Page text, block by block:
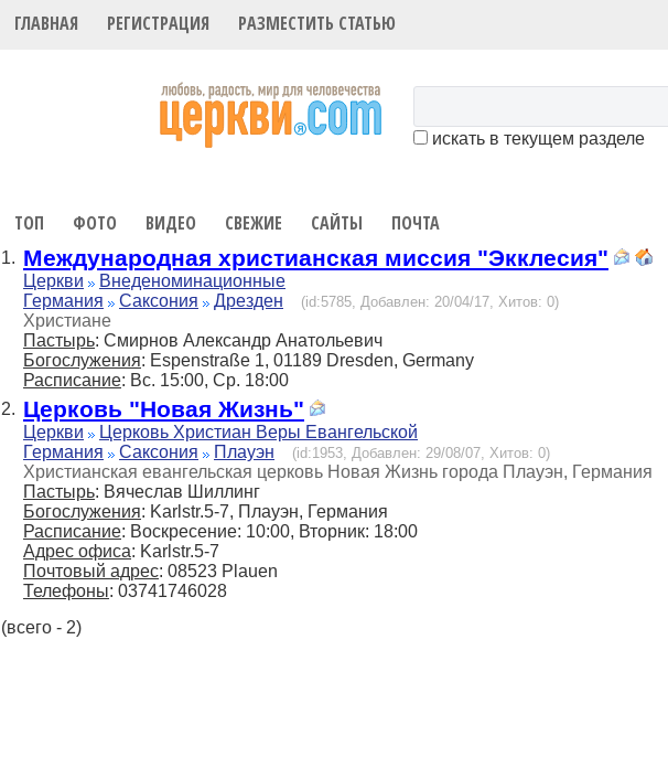
ГЛАВНАЯ РЕГИСТРАЦИЯ РАЗМЕСТИТЬ СТАТЬЮ
искать в текущем разделе
ТОП ФОТО ВИДЕО СВЕЖИЕ САЙТЫ ПОЧТА
1. Международная христианская миссия "Экклесия"
Церкви
Внеденоминационные
Германия
Саксония Дрезден (id:5785, Добавлен: 20/04/17, Хитов: 0)
Христиане
Пастырь: Смирнов Александр Анатольевич
Богослужения: Espenstraße 1, 01189 Dresden, Germany
Расписание: Вс. 15:00, Ср. 18:00
2. Церковь "Новая Жизнь"
Церкви
Церковь Христиан Веры Евангельской
Германия
Саксония Плауэн (id:1953, Добавлен: 29/08/07, Хитов: 0)
Христианская евангельская церковь Новая Жизнь города Плауэн, Германия
Пастырь: Вячеслав Шиллинг
Богослужения: Karlstr.5-7, Плауэн, Германия
Расписание: Воскресение: 10:00, Вторник: 18:00
Адрес офиса: Karlstr.5-7
Почтовый адрес: 08523 Plauen
Телефоны: 03741746028
(всего - 2)